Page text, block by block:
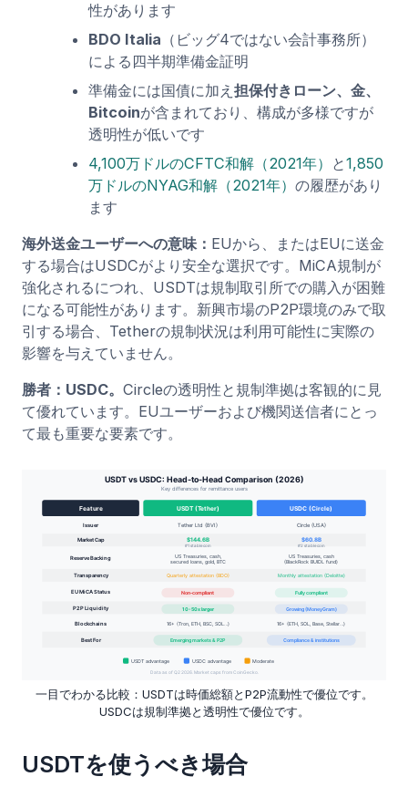
性があります
BDO Italia （ビッグ4ではない会計事務所）
による四半期準備金証明
準備金には国債に加え 担保付きローン、金、
Bitcoinが含まれており、構成が多様ですが
透明性が低いです
4,100万ドルのCFTC和解（2021年） と1,850
万ドルのNYAG和解（2021年） の履歴があり
ます
海外送金ユーザーへの意味： EUから、またはEUに送金
する場合はUSDCがより安全な選択です。MiCA規制が
強化されるにつれ、USDTは規制取引所での購入が困難
になる可能性があります。新興市場のP2P環境のみで取
引する場合、Tetherの規制状況は利用可能性に実際の
影響を与えていません。
勝者：USDC。 Circleの透明性と規制準拠は客観的に見
て優れています。EUユーザーおよび機関送信者にとっ
て最も重要な要素です。
一目でわかる比較：USDTは時価総額とP2P流動性で優位です。
USDCは規制準拠と透明性で優位です。
USDTを使うべき場合